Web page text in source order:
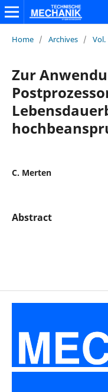
Home / Archives / Vol.
Zur
C. Merten
Abstract